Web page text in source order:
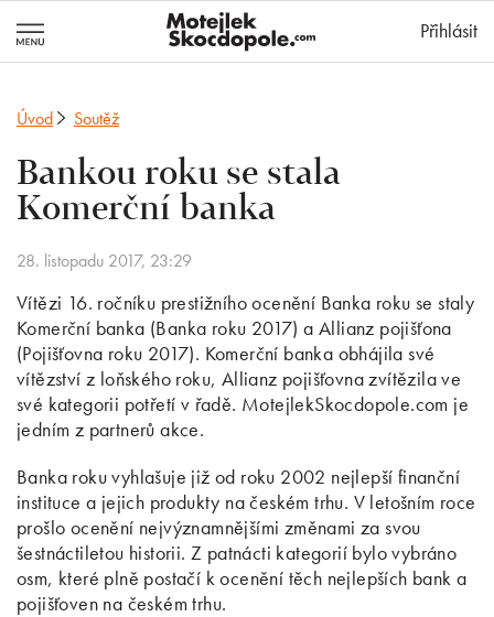
Přihlásit
Úvod Soutěž
Bankou roku se stala
Komerční banka
28. listopadu 2017, 23:29
Vítězi 16. ročníku prestižního ocenění Banka roku se staly
Komerční banka (Banka roku 2017) a Allianz pojišťona
(Pojišťovna roku 2017). Komerční banka obhájila své
vítězství z loňského roku, Allianz pojišťovna zvítězila ve
své kategorii potřetí v řadě. MotejlekSkocdopole.com je
jedním z partnerů akce.
Banka roku vyhlašuje již od roku 2002 nejlepší finanční
instituce a jejich produkty na českém trhu. V letošním roce
prošlo ocenění nejvýznamnějšími změnami za svou
šestnáctiletou historii. Z patnácti kategorií bylo vybráno
osm, které plně postačí k ocenění těch nejlepších bank a
pojišťoven na českém trhu.